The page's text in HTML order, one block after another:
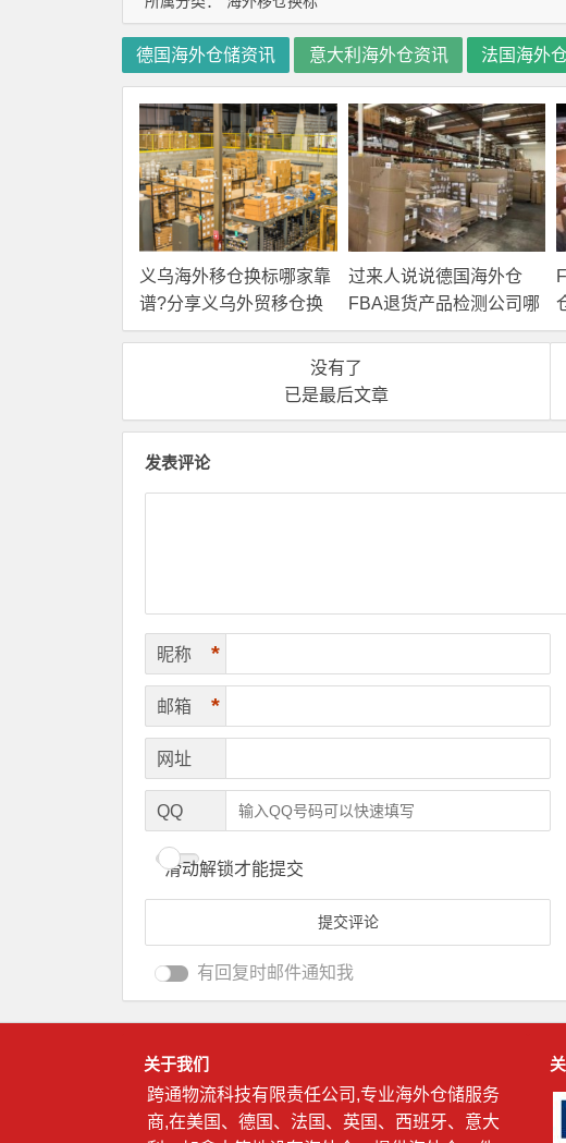
德国海外仓储资讯 意大利海外仓资讯 法国海外
义乌海外移仓换标哪家靠
谱?分享义乌外贸移仓换
标排名
过来人说说德国海外仓
FBA退货产品检测公司哪
家好?
没有了
已是最后文章
发表评论
昵称 *
邮箱 *
网址
QQ
滑动解锁才能提交
有回复时邮件通知我
关于我们
跨通物流科技有限责任公司,专业海外仓储服务
商,在美国、德国、法国、英国、西班牙、意大